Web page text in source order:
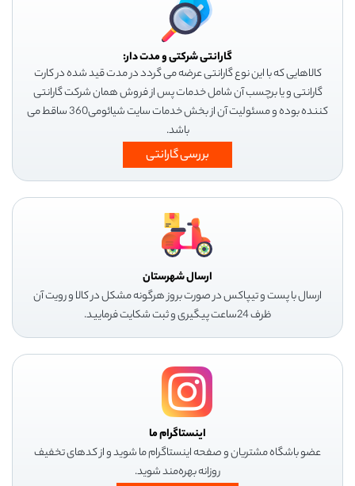
گارانتی شرکتی و مدت دار:
کالاهایی که با این نوع گارانتی عرضه می گردد در مدت قید شده در کارت
گارانتی و یا برچسب آن شامل خدمات پس از فروش همان شرکت گارانتی
کننده بوده و مسئولیت آن از بخش خدمات سایت شیائومی360 ساقط می
باشد.
بررسی گارانتی
ارسال شهرستان
ارسال با پست و تیپاکس در صورت بروز هرگونه مشکل در کالا و رویت آن
ظرف 24ساعت پیگیری و ثبت شکایت فرمایید.
اینستاگرام ما
عضو باشگاه مشتریان و صفحه اینستاگرام ما شوید و از کدهای تخفیف
روزانه بهره‌مند شوید.